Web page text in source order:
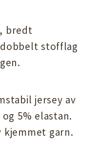
bredt
stofflag
jersey av
5% elastan.
garn.